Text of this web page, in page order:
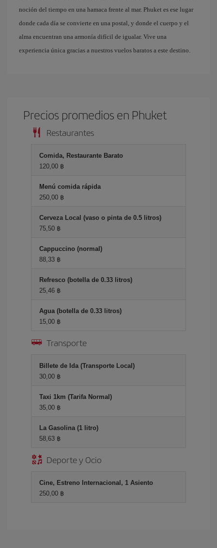
noción del tiempo en una hamaca frente al mar. Phuket es ese lugar
donde cada día se convierte en una postal, y donde el cuerpo y el
alma encuentran una armonía difícil de igualar. Vive una
experiencia única gracias a nuestros vuelos baratos a este destino.
Precios promedios en Phuket
Restaurantes
Comida, Restaurante Barato
120,00 ฿
Menú comida rápida
250,00 ฿
Cerveza Local (vaso o pinta de 0.5 litros)
75,50 ฿
Cappuccino (normal)
88,33 ฿
Refresco (botella de 0.33 litros)
25,46 ฿
Agua (botella de 0.33 litros)
15,00 ฿
Transporte
Billete de Ida (Transporte Local)
30,00 ฿
Taxi 1km (Tarifa Normal)
35,00 ฿
La Gasolina (1 litro)
58,63 ฿
Deporte y Ocio
Cine, Estreno Internacional, 1 Asiento
250,00 ฿